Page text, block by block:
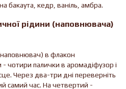
бакаута, кедр, ваніль, амбра.
рідини (наповнювача)
в флакон
чотири палички в аромадіфузор і
Через два-три дні переверніть
самий час. На четвертий -